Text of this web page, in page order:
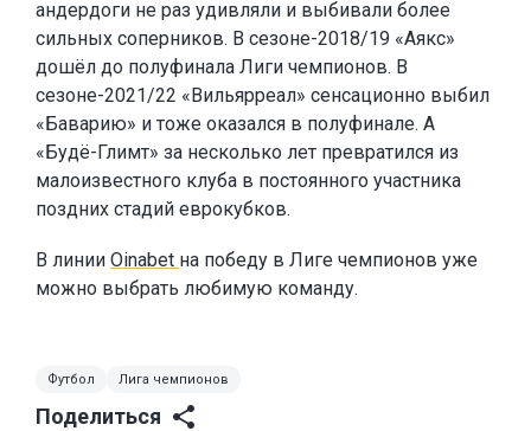
андердоги не раз удивляли и выбивали более
сильных соперников. В сезоне-2018/19 «Аякс»
дошёл до полуфинала Лиги чемпионов. В
сезоне-2021/22 «Вильярреал» сенсационно выбил
«Баварию» и тоже оказался в полуфинале. А
«Будё-Глимт» за несколько лет превратился из
малоизвестного клуба в постоянного участника
поздних стадий еврокубков.
В линии Oinabet на победу в Лиге чемпионов уже
можно выбрать любимую команду.
Футбол Лига чемпионов
Поделиться